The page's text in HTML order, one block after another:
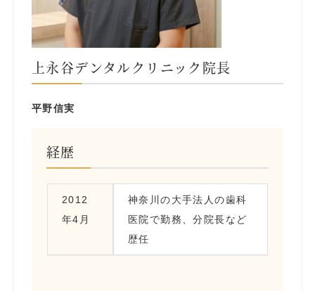
上永谷デンタルクリニック院長
平野信実
経歴
2012
年4月
神奈川の大手法人の歯科
医院で勤務、分院長など
歴任